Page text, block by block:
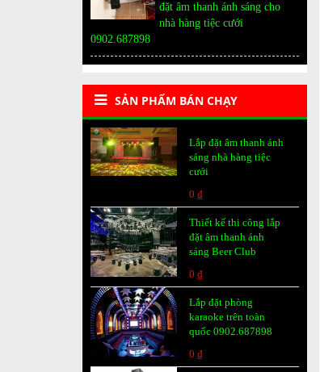
đặt âm thanh ánh sáng cho
nhà hàng tiệc cưới
0902.687898
SẢN PHẨM BÁN CHẠY
Lắp đặt âm thanh ánh
sáng nhà hàng tiệc
cưới
0 ₫
Thiết kế thi công lắp
đặt âm thanh ánh
sáng Beer Club
0 ₫
Lắp đặt phòng
karaoke trên toàn
quốc 0902.687898
0 ₫